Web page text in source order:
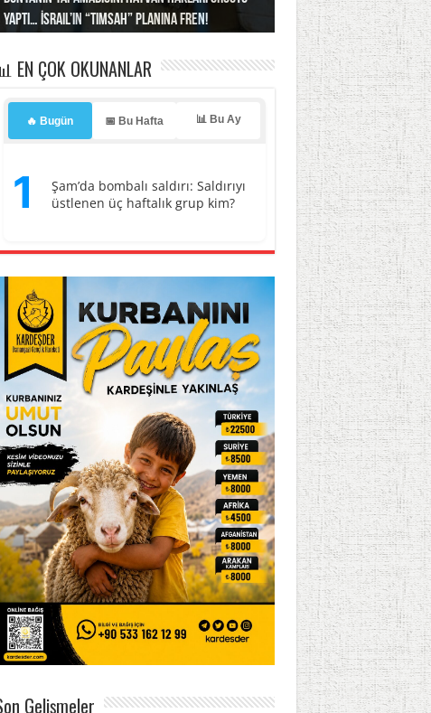
“Kadınların üzerine ateş açıldı”
Irak’a misilleme tehdidi!
yaptı… İsrail’in “timsah” planına fren!
kayıtlar başladı
basıldı, kabus yaşatıldı!
EN ÇOK OKUNANLAR
🔥 Bugün 📅 Bu Hafta 📊 Bu Ay
1
Şam’da bombalı saldırı: Saldırıyı
üstlenen üç haftalık grup kim?
Gelişmeler